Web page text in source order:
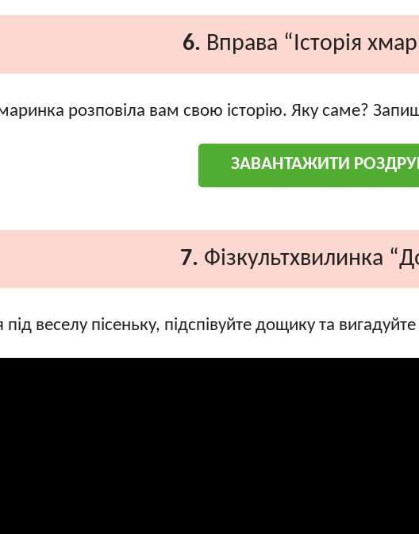
6. Вправа “Історія
розповіла вам свою історію. Яку саме?
ЗАВАНТАЖИТИ
7. Фізкультхвилинка
веселу пісеньку, підспівуйте дощику та вигадуйте